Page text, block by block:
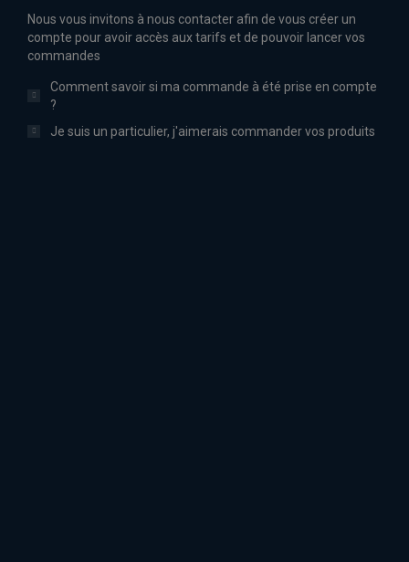
Nous vous invitons à nous contacter afin de vous créer un
compte pour avoir accès aux tarifs et de pouvoir lancer vos
commandes
Comment savoir si ma commande à été prise en compte
?
Je suis un particulier, j'aimerais commander vos produits